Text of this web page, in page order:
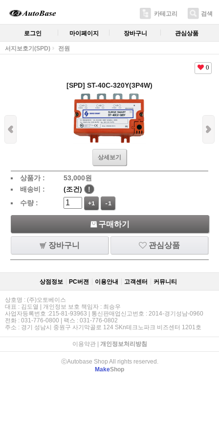
카테고리 검색
로그인 마이페이지 장바구니 관심상품
서지보호기(SPD) 전원
0
[SPD] ST-40C-320Y(3P4W)
상세보기
상품가 : 53,000원
배송비 :
(조건)
!
수량 :
+1 -1
구매하기
장바구니 관심상품
상점정보 PC버젼 이용안내 고객센터 커뮤니티
상호명 : (주)오토베이스
대표 : 김도열 | 개인정보 보호 책임자 : 최승우
사업자등록번호 :215-81-93963 | 통신판매업신고번호 : 2014-경기성남-0960
전화 : 031-776-0800 | 팩스 : 031-776-0802
주소 : 경기 성남시 중원구 사기막골로 124 SKn테크노파크 비즈센터 1201호
이용약관| 개인정보처리방침
ⓒAutobase Shop All rights reserved.
MakeShop